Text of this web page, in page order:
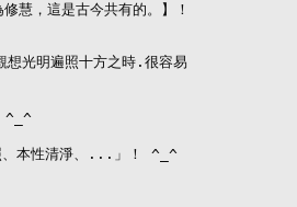
慧，這是古今共有的。】！
想光明遍照十方之時.很容易
^_^
、本性清淨、...」！ ^_^